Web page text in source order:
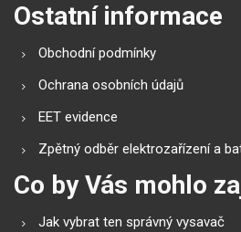
Ostatní informace
Obchodní podmínky
Ochrana osobních údajů
EET evidence
Zpětný odběr elektrozařízení a
Co by Vás mohlo
Jak vybrat ten správný vysavač